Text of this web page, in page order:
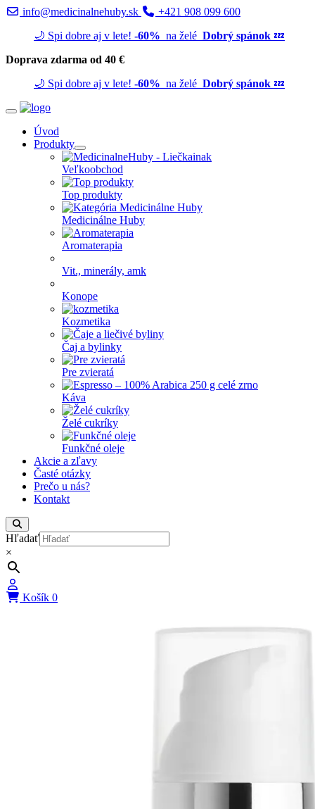
info@medicinalnehuby.sk
+421 908 099 600
🌙 Spi dobre aj v lete! -60% na želé Dobrý spánok 💤
Doprava zdarma od 40 €
🌙 Spi dobre aj v lete! -60% na želé Dobrý spánok 💤
Úvod
Produkty
Veľkoobchod
Top produkty
Medicinálne Huby
Aromaterapia
Vit., minerály, amk
Konope
Kozmetika
Čaj a bylinky
Pre zvieratá
Káva
Želé cukríky
Funkčné oleje
Akcie a zľavy
Časté otázky
Prečo u nás?
Kontakt
Hľadať
×
Košík 0